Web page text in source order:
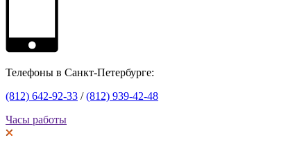
Телефоны в Санкт-Петербурге:
(812) 642-92-33 /(812) 939-42-48
Часы работы